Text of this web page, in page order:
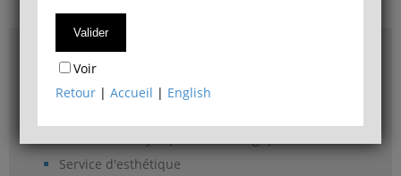
Accès & plans
Bibliothèque du Département de philosophie
Service d'esthétique
Voir
Retour |Accueil | English